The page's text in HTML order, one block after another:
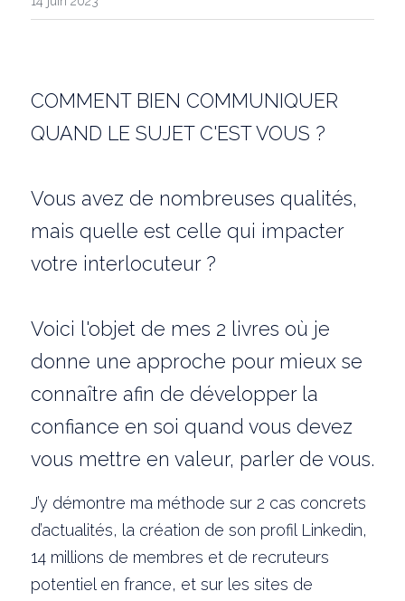
COMMENT BIEN COMMUNIQUER
QUAND LE SUJET C'EST VOUS ?
Vous avez de nombreuses qualités,
mais quelle est celle qui impacter
votre interlocuteur ?
Voici l'objet de mes 2 livres où je
donne une approche pour mieux se
connaître afin de développer la
confiance en soi quand vous devez
vous mettre en valeur, parler de vous.
J’y démontre ma méthode sur 2 cas concrets
d’actualités, la création de son profil Linkedin,
14 millions de membres et de recruteurs
potentiel en france, et sur les sites de